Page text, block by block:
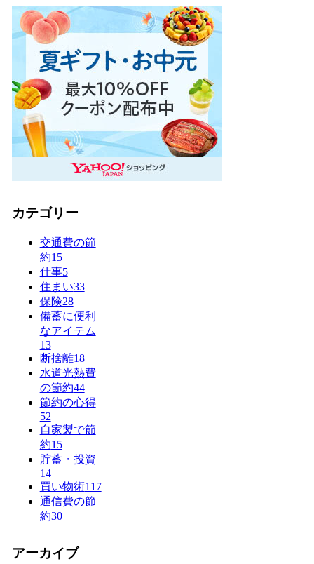
カテゴリー
交通費の節
約15
仕事5
住まい33
保険28
備蓄に便利
なアイテム
13
断捨離18
水道光熱費
の節約44
節約の心得
52
自家製で節
約15
貯蓄・投資
14
買い物術117
通信費の節
約30
アーカイブ